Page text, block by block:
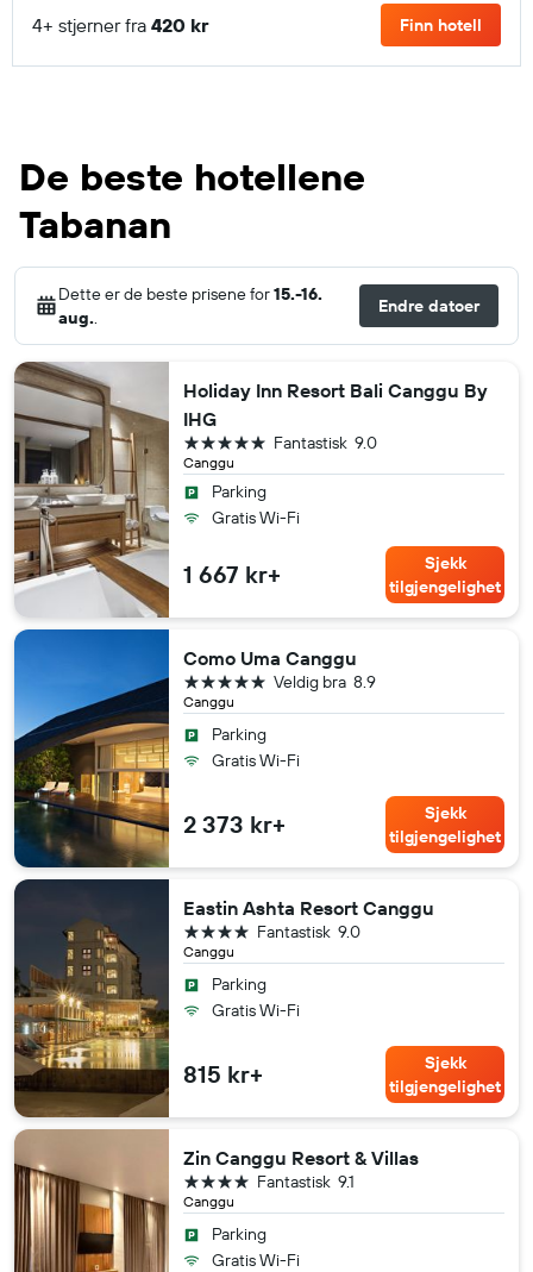
4+ stjerner fra 420 kr Finn hotell
De beste hotellene
Tabanan
Dette er de beste prisene for15.-16.
aug..
Endre datoer
Holiday Inn Resort Bali Canggu By
IHG
Canggu
9.0
Fantastisk
5 stjerner
Parking
Gratis Wi-Fi
1 667 kr+
Sjekk
tilgjengelighet
Como Uma Canggu
Canggu
8.9
Veldig bra
5 stjerner
Parking
Gratis Wi-Fi
2 373 kr+
Sjekk
tilgjengelighet
Eastin Ashta Resort Canggu
Canggu
9.0
Fantastisk
4 stjerner
Parking
Gratis Wi-Fi
815 kr+
Sjekk
tilgjengelighet
Zin Canggu Resort & Villas
Canggu
9.1
Fantastisk
4 stjerner
Parking
Gratis Wi-Fi